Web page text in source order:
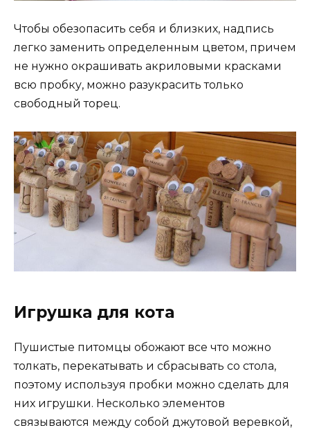
Чтобы обезопасить себя и близких, надпись
легко заменить определенным цветом, причем
не нужно окрашивать акриловыми красками
всю пробку, можно разукрасить только
свободный торец.
Игрушка для кота
Пушистые питомцы обожают все что можно
толкать, перекатывать и сбрасывать со стола,
поэтому используя пробки можно сделать для
них игрушки. Несколько элементов
связываются между собой джутовой веревкой,